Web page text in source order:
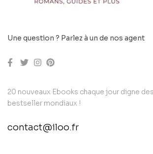
Une question ? Parlez à un de nos agent
20 nouveaux Ebooks chaque jour digne
bestseller mondiaux !
contact@iloo.fr